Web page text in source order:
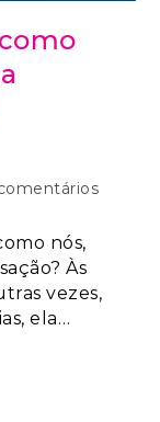
nós,
Às
vezes,
ela…